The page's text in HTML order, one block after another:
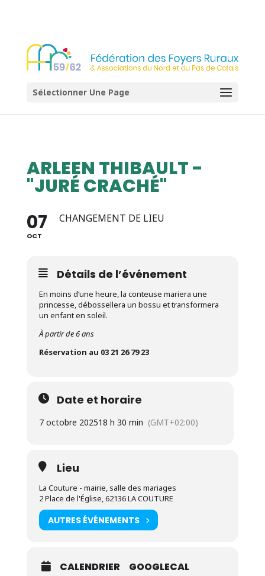
Sélectionner Une Page
ARLEEN THIBAULT -
"JURÉ CRACHÉ"
07
OCT
CHANGEMENT DE LIEU
Détails de l’événement
En moins d’une heure, la conteuse mariera une
princesse, débossellera un bossu et transformera
un enfant en soleil.
À partir de 6 ans
Réservation au 03 21 26 79 23
Date et horaire
7 octobre 202518 h 30 min (GMT+02:00)
Lieu
La Couture - mairie, salle des mariages
2 Place de l'Église, 62136 LA COUTURE
AUTRES ÉVÉNEMENTS
CALENDRIER GOOGLECAL